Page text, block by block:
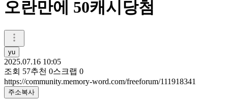
오란만에 50캐시당첨
yu
2025.07.16 10:05
조회 57추천 0스크랩 0
https://community.memory-word.com/freeforum/111918341
주소복사